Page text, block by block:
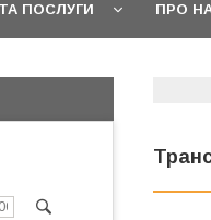
ПОСЛУГИ ПРО